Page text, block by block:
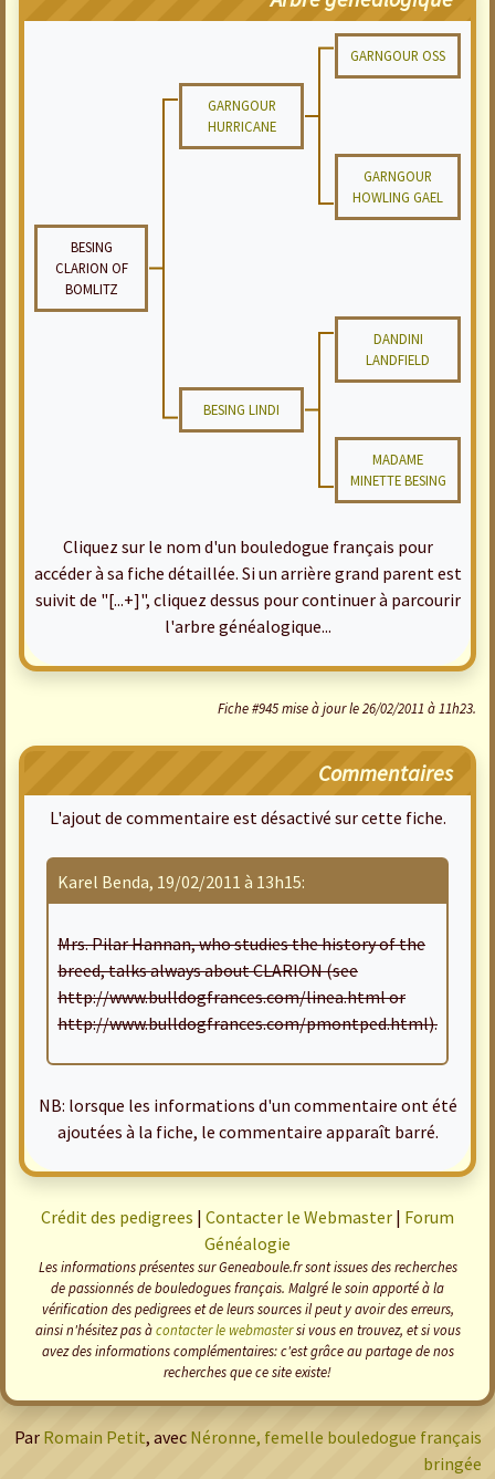
GARNGOUR OSS
GARNGOUR
HURRICANE
GARNGOUR
HOWLING GAEL
BESING
CLARION OF
BOMLITZ
DANDINI
LANDFIELD
BESING LINDI
MADAME
MINETTE BESING
Cliquez sur le nom d'un bouledogue français pour
accéder à sa fiche détaillée. Si un arrière grand parent est
suivit de "[...+]", cliquez dessus pour continuer à parcourir
l'arbre généalogique...
Fiche #945 mise à jour le 26/02/2011 à 11h23.
Commentaires
L'ajout de commentaire est désactivé sur cette fiche.
Karel Benda, 19/02/2011 à 13h15:
Mrs. Pilar Hannan, who studies the history of the
breed, talks always about CLARION (see
http://www.bulldogfrances.com/linea.html or
http://www.bulldogfrances.com/pmontped.html).
NB: lorsque les informations d'un commentaire ont été
ajoutées à la fiche, le commentaire apparaît barré.
Crédit des pedigrees | Contacter le Webmaster | Forum
Généalogie
Les informations présentes sur Geneaboule.fr sont issues des recherches
de passionnés de bouledogues français. Malgré le soin apporté à la
vérification des pedigrees et de leurs sources il peut y avoir des erreurs,
ainsi n'hésitez pas àcontacter le webmastersi vous en trouvez, et si vous
avez des informations complémentaires: c'est grâce au partage de nos
recherches que ce site existe!
Par Romain Petit, avec Néronne, femelle bouledogue français
bringée